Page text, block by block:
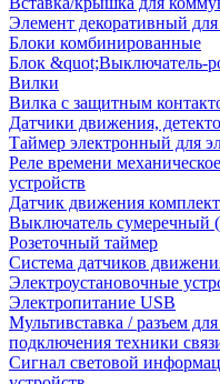
Элемент декоративный
Блоки комбинированные
Блок &quot;Выключатель-
Вилки
Вилка с защитным
Датчики движения,
Таймер электронный для
Реле времени
устройств
Датчик движения
Выключатель сумеречный
Розеточный таймер
Система датчиков
Электроустановочные
Электропитание USB
Мультивставка / разъем
подключения техники
Сигнал световой